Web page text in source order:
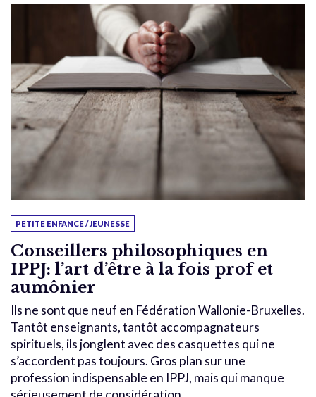
PETITE ENFANCE / JEUNESSE
Conseillers philosophiques en
IPPJ: l’art d’être à la fois prof et
aumônier
Ils ne sont que neuf en Fédération Wallonie-Bruxelles.
Tantôt enseignants, tantôt accompagnateurs
spirituels, ils jonglent avec des casquettes qui ne
s’accordent pas toujours. Gros plan sur une
profession indispensable en IPPJ, mais qui manque